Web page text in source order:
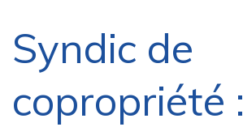
Syndic de
copropriété :